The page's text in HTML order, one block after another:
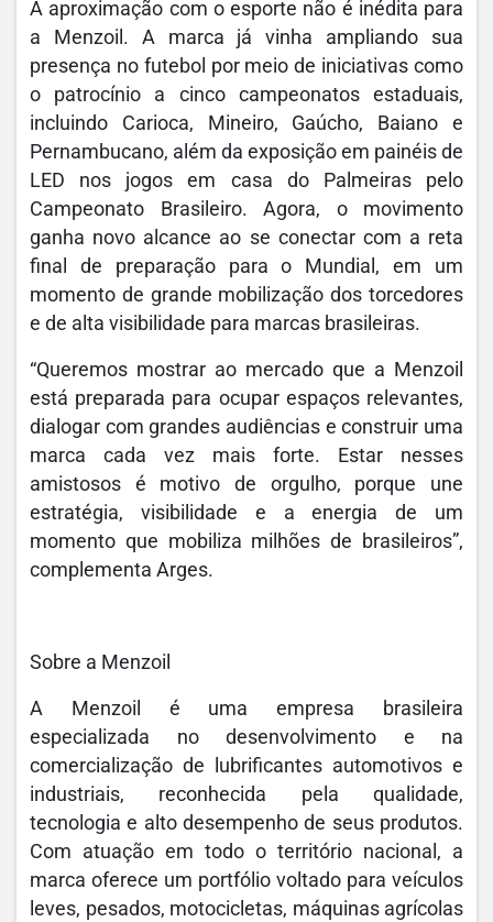
A aproximação com o esporte não é inédita para
a Menzoil. A marca já vinha ampliando sua
presença no futebol por meio de iniciativas como
o patrocínio a cinco campeonatos estaduais,
incluindo Carioca, Mineiro, Gaúcho, Baiano e
Pernambucano, além da exposição em painéis de
LED nos jogos em casa do Palmeiras pelo
Campeonato Brasileiro. Agora, o movimento
ganha novo alcance ao se conectar com a reta
final de preparação para o Mundial, em um
momento de grande mobilização dos torcedores
e de alta visibilidade para marcas brasileiras.
“Queremos mostrar ao mercado que a Menzoil
está preparada para ocupar espaços relevantes,
dialogar com grandes audiências e construir uma
marca cada vez mais forte. Estar nesses
amistosos é motivo de orgulho, porque une
estratégia, visibilidade e a energia de um
momento que mobiliza milhões de brasileiros”,
complementa Arges.
Sobre a Menzoil
A Menzoil é uma empresa brasileira
especializada no desenvolvimento e na
comercialização de lubrificantes automotivos e
industriais, reconhecida pela qualidade,
tecnologia e alto desempenho de seus produtos.
Com atuação em todo o território nacional, a
marca oferece um portfólio voltado para veículos
leves, pesados, motocicletas, máquinas agrícolas